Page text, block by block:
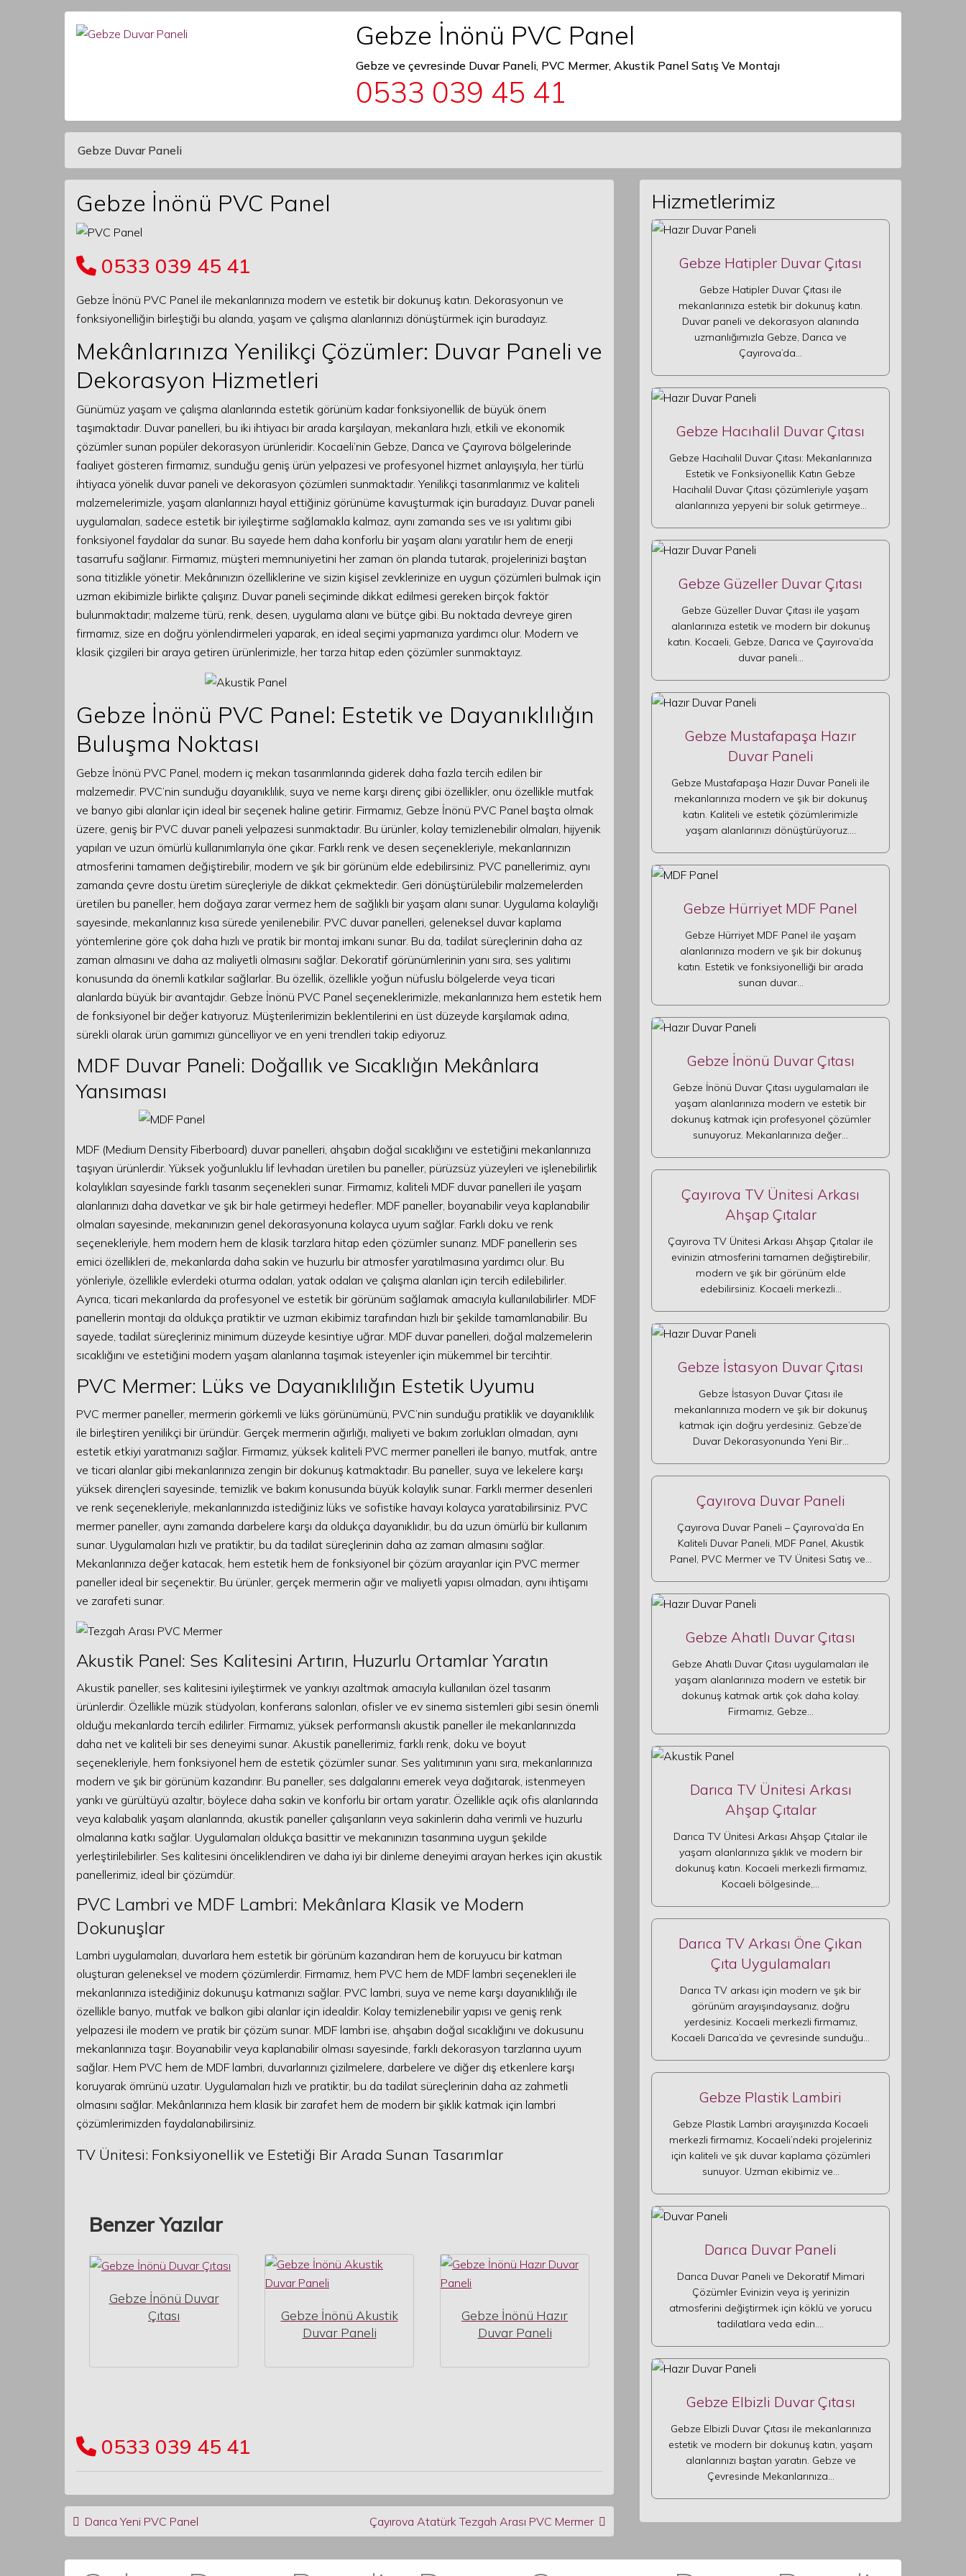
Gebze İnönü PVC Panel
Gebze ve çevresinde Duvar Paneli, PVC Mermer, Akustik Panel Satış Ve Montajı
0533 039 45 41
Main Navigation
Gebze Duvar Paneli
Gebze İnönü PVC Panel
0533 039 45 41
Gebze İnönü PVC Panel ile mekanlarınıza modern ve estetik bir dokunuş katın. Dekorasyonun ve
fonksiyonelliğin birleştiği bu alanda, yaşam ve çalışma alanlarınızı dönüştürmek için buradayız.
Mekânlarınıza Yenilikçi Çözümler: Duvar Paneli ve
Dekorasyon Hizmetleri
Günümüz yaşam ve çalışma alanlarında estetik görünüm kadar fonksiyonellik de büyük önem
taşımaktadır. Duvar panelleri, bu iki ihtiyacı bir arada karşılayan, mekanlara hızlı, etkili ve ekonomik
çözümler sunan popüler dekorasyon ürünleridir. Kocaeli’nin Gebze, Darıca ve Çayırova bölgelerinde
faaliyet gösteren firmamız, sunduğu geniş ürün yelpazesi ve profesyonel hizmet anlayışıyla, her türlü
ihtiyaca yönelik duvar paneli ve dekorasyon çözümleri sunmaktadır. Yenilikçi tasarımlarımız ve kaliteli
malzemelerimizle, yaşam alanlarınızı hayal ettiğiniz görünüme kavuşturmak için buradayız. Duvar paneli
uygulamaları, sadece estetik bir iyileştirme sağlamakla kalmaz, aynı zamanda ses ve ısı yalıtımı gibi
fonksiyonel faydalar da sunar. Bu sayede hem daha konforlu bir yaşam alanı yaratılır hem de enerji
tasarrufu sağlanır. Firmamız, müşteri memnuniyetini her zaman ön planda tutarak, projelerinizi baştan
sona titizlikle yönetir. Mekânınızın özelliklerine ve sizin kişisel zevklerinize en uygun çözümleri bulmak için
uzman ekibimizle birlikte çalışırız. Duvar paneli seçiminde dikkat edilmesi gereken birçok faktör
bulunmaktadır; malzeme türü, renk, desen, uygulama alanı ve bütçe gibi. Bu noktada devreye giren
firmamız, size en doğru yönlendirmeleri yaparak, en ideal seçimi yapmanıza yardımcı olur. Modern ve
klasik çizgileri bir araya getiren ürünlerimizle, her tarza hitap eden çözümler sunmaktayız.
Gebze İnönü PVC Panel: Estetik ve Dayanıklılığın
Buluşma Noktası
Gebze İnönü PVC Panel, modern iç mekan tasarımlarında giderek daha fazla tercih edilen bir
malzemedir. PVC’nin sunduğu dayanıklılık, suya ve neme karşı direnç gibi özellikler, onu özellikle mutfak
ve banyo gibi alanlar için ideal bir seçenek haline getirir. Firmamız, Gebze İnönü PVC Panel başta olmak
üzere, geniş bir PVC duvar paneli yelpazesi sunmaktadır. Bu ürünler, kolay temizlenebilir olmaları, hijyenik
yapıları ve uzun ömürlü kullanımlarıyla öne çıkar. Farklı renk ve desen seçenekleriyle, mekanlarınızın
atmosferini tamamen değiştirebilir, modern ve şık bir görünüm elde edebilirsiniz. PVC panellerimiz, aynı
zamanda çevre dostu üretim süreçleriyle de dikkat çekmektedir. Geri dönüştürülebilir malzemelerden
üretilen bu paneller, hem doğaya zarar vermez hem de sağlıklı bir yaşam alanı sunar. Uygulama kolaylığı
sayesinde, mekanlarınız kısa sürede yenilenebilir. PVC duvar panelleri, geleneksel duvar kaplama
yöntemlerine göre çok daha hızlı ve pratik bir montaj imkanı sunar. Bu da, tadilat süreçlerinin daha az
zaman almasını ve daha az maliyetli olmasını sağlar. Dekoratif görünümlerinin yanı sıra, ses yalıtımı
konusunda da önemli katkılar sağlarlar. Bu özellik, özellikle yoğun nüfuslu bölgelerde veya ticari
alanlarda büyük bir avantajdır. Gebze İnönü PVC Panel seçeneklerimizle, mekanlarınıza hem estetik hem
de fonksiyonel bir değer katıyoruz. Müşterilerimizin beklentilerini en üst düzeyde karşılamak adına,
sürekli olarak ürün gamımızı güncelliyor ve en yeni trendleri takip ediyoruz.
MDF Duvar Paneli: Doğallık ve Sıcaklığın Mekânlara
Yansıması
MDF (Medium Density Fiberboard) duvar panelleri, ahşabın doğal sıcaklığını ve estetiğini mekanlarınıza
taşıyan ürünlerdir. Yüksek yoğunluklu lif levhadan üretilen bu paneller, pürüzsüz yüzeyleri ve işlenebilirlik
kolaylıkları sayesinde farklı tasarım seçenekleri sunar. Firmamız, kaliteli MDF duvar panelleri ile yaşam
alanlarınızı daha davetkar ve şık bir hale getirmeyi hedefler. MDF paneller, boyanabilir veya kaplanabilir
olmaları sayesinde, mekanınızın genel dekorasyonuna kolayca uyum sağlar. Farklı doku ve renk
seçenekleriyle, hem modern hem de klasik tarzlara hitap eden çözümler sunarız. MDF panellerin ses
emici özellikleri de, mekanlarda daha sakin ve huzurlu bir atmosfer yaratılmasına yardımcı olur. Bu
yönleriyle, özellikle evlerdeki oturma odaları, yatak odaları ve çalışma alanları için tercih edilebilirler.
Ayrıca, ticari mekanlarda da profesyonel ve estetik bir görünüm sağlamak amacıyla kullanılabilirler. MDF
panellerin montajı da oldukça pratiktir ve uzman ekibimiz tarafından hızlı bir şekilde tamamlanabilir. Bu
sayede, tadilat süreçleriniz minimum düzeyde kesintiye uğrar. MDF duvar panelleri, doğal malzemelerin
sıcaklığını ve estetiğini modern yaşam alanlarına taşımak isteyenler için mükemmel bir tercihtir.
PVC Mermer: Lüks ve Dayanıklılığın Estetik Uyumu
PVC mermer paneller, mermerin görkemli ve lüks görünümünü, PVC’nin sunduğu pratiklik ve dayanıklılık
ile birleştiren yenilikçi bir üründür. Gerçek mermerin ağırlığı, maliyeti ve bakım zorlukları olmadan, aynı
estetik etkiyi yaratmanızı sağlar. Firmamız, yüksek kaliteli PVC mermer panelleri ile banyo, mutfak, antre
ve ticari alanlar gibi mekanlarınıza zengin bir dokunuş katmaktadır. Bu paneller, suya ve lekelere karşı
yüksek dirençleri sayesinde, temizlik ve bakım konusunda büyük kolaylık sunar. Farklı mermer desenleri
ve renk seçenekleriyle, mekanlarınızda istediğiniz lüks ve sofistike havayı kolayca yaratabilirsiniz. PVC
mermer paneller, aynı zamanda darbelere karşı da oldukça dayanıklıdır, bu da uzun ömürlü bir kullanım
sunar. Uygulamaları hızlı ve pratiktir, bu da tadilat süreçlerinin daha az zaman almasını sağlar.
Mekanlarınıza değer katacak, hem estetik hem de fonksiyonel bir çözüm arayanlar için PVC mermer
paneller ideal bir seçenektir. Bu ürünler, gerçek mermerin ağır ve maliyetli yapısı olmadan, aynı ihtişamı
ve zarafeti sunar.
Akustik Panel: Ses Kalitesini Artırın, Huzurlu Ortamlar Yaratın
Akustik paneller, ses kalitesini iyileştirmek ve yankıyı azaltmak amacıyla kullanılan özel tasarım
ürünlerdir. Özellikle müzik stüdyoları, konferans salonları, ofisler ve ev sinema sistemleri gibi sesin önemli
olduğu mekanlarda tercih edilirler. Firmamız, yüksek performanslı akustik paneller ile mekanlarınızda
daha net ve kaliteli bir ses deneyimi sunar. Akustik panellerimiz, farklı renk, doku ve boyut
seçenekleriyle, hem fonksiyonel hem de estetik çözümler sunar. Ses yalıtımının yanı sıra, mekanlarınıza
modern ve şık bir görünüm kazandırır. Bu paneller, ses dalgalarını emerek veya dağıtarak, istenmeyen
yankı ve gürültüyü azaltır, böylece daha sakin ve konforlu bir ortam yaratır. Özellikle açık ofis alanlarında
veya kalabalık yaşam alanlarında, akustik paneller çalışanların veya sakinlerin daha verimli ve huzurlu
olmalarına katkı sağlar. Uygulamaları oldukça basittir ve mekanınızın tasarımına uygun şekilde
yerleştirilebilirler. Ses kalitesini önceliklendiren ve daha iyi bir dinleme deneyimi arayan herkes için akustik
panellerimiz, ideal bir çözümdür.
PVC Lambri ve MDF Lambri: Mekânlara Klasik ve Modern
Dokunuşlar
Lambri uygulamaları, duvarlara hem estetik bir görünüm kazandıran hem de koruyucu bir katman
oluşturan geleneksel ve modern çözümlerdir. Firmamız, hem PVC hem de MDF lambri seçenekleri ile
mekanlarınıza istediğiniz dokunuşu katmanızı sağlar. PVC lambri, suya ve neme karşı dayanıklılığı ile
özellikle banyo, mutfak ve balkon gibi alanlar için idealdir. Kolay temizlenebilir yapısı ve geniş renk
yelpazesi ile modern ve pratik bir çözüm sunar. MDF lambri ise, ahşabın doğal sıcaklığını ve dokusunu
mekanlarınıza taşır. Boyanabilir veya kaplanabilir olması sayesinde, farklı dekorasyon tarzlarına uyum
sağlar. Hem PVC hem de MDF lambri, duvarlarınızı çizilmelere, darbelere ve diğer dış etkenlere karşı
koruyarak ömrünü uzatır. Uygulamaları hızlı ve pratiktir, bu da tadilat süreçlerinin daha az zahmetli
olmasını sağlar. Mekânlarınıza hem klasik bir zarafet hem de modern bir şıklık katmak için lambri
çözümlerimizden faydalanabilirsiniz.
TV Ünitesi: Fonksiyonellik ve Estetiği Bir Arada Sunan Tasarımlar
Benzer Yazılar
Gebze İnönü Duvar
Çıtası
Gebze İnönü Akustik
Duvar Paneli
Gebze İnönü Hazır
Duvar Paneli
0533 039 45 41
Post navigation
Darıca Yeni PVC Panel Çayırova Atatürk Tezgah Arası PVC Mermer
Hizmetlerimiz
Gebze Hatipler Duvar Çıtası
Gebze Hatipler Duvar Çıtası ile
mekanlarınıza estetik bir dokunuş katın.
Duvar paneli ve dekorasyon alanında
uzmanlığımızla Gebze, Darıca ve
Çayırova’da…
Gebze Hacıhalil Duvar Çıtası
Gebze Hacıhalil Duvar Çıtası: Mekanlarınıza
Estetik ve Fonksiyonellik Katın Gebze
Hacıhalil Duvar Çıtası çözümleriyle yaşam
alanlarınıza yepyeni bir soluk getirmeye…
Gebze Güzeller Duvar Çıtası
Gebze Güzeller Duvar Çıtası ile yaşam
alanlarınıza estetik ve modern bir dokunuş
katın. Kocaeli, Gebze, Darıca ve Çayırova’da
duvar paneli…
Gebze Mustafapaşa Hazır
Duvar Paneli
Gebze Mustafapaşa Hazır Duvar Paneli ile
mekanlarınıza modern ve şık bir dokunuş
katın. Kaliteli ve estetik çözümlerimizle
yaşam alanlarınızı dönüştürüyoruz.…
Gebze Hürriyet MDF Panel
Gebze Hürriyet MDF Panel ile yaşam
alanlarınıza modern ve şık bir dokunuş
katın. Estetik ve fonksiyonelliği bir arada
sunan duvar…
Gebze İnönü Duvar Çıtası
Gebze İnönü Duvar Çıtası uygulamaları ile
yaşam alanlarınıza modern ve estetik bir
dokunuş katmak için profesyonel çözümler
sunuyoruz. Mekanlarınıza değer…
Çayırova TV Ünitesi Arkası
Ahşap Çıtalar
Çayırova TV Ünitesi Arkası Ahşap Çıtalar ile
evinizin atmosferini tamamen değiştirebilir,
modern ve şık bir görünüm elde
edebilirsiniz. Kocaeli merkezli…
Gebze İstasyon Duvar Çıtası
Gebze İstasyon Duvar Çıtası ile
mekanlarınıza modern ve şık bir dokunuş
katmak için doğru yerdesiniz. Gebze’de
Duvar Dekorasyonunda Yeni Bir…
Çayırova Duvar Paneli
Çayırova Duvar Paneli – Çayırova’da En
Kaliteli Duvar Paneli, MDF Panel, Akustik
Panel, PVC Mermer ve TV Ünitesi Satış ve…
Gebze Ahatlı Duvar Çıtası
Gebze Ahatlı Duvar Çıtası uygulamaları ile
yaşam alanlarınıza modern ve estetik bir
dokunuş katmak artık çok daha kolay.
Firmamız, Gebze…
Darıca TV Ünitesi Arkası
Ahşap Çıtalar
Darıca TV Ünitesi Arkası Ahşap Çıtalar ile
yaşam alanlarınıza şıklık ve modern bir
dokunuş katın. Kocaeli merkezli firmamız,
Kocaeli bölgesinde,…
Darıca TV Arkası Öne Çıkan
Çıta Uygulamaları
Darıca TV arkası için modern ve şık bir
görünüm arayışındaysanız, doğru
yerdesiniz. Kocaeli merkezli firmamız,
Kocaeli Darıca’da ve çevresinde sunduğu…
Gebze Plastik Lambiri
Gebze Plastik Lambri arayışınızda Kocaeli
merkezli firmamız, Kocaeli’ndeki projeleriniz
için kaliteli ve şık duvar kaplama çözümleri
sunuyor. Uzman ekibimiz ve…
Darıca Duvar Paneli
Darıca Duvar Paneli ve Dekoratif Mimari
Çözümler Evinizin veya iş yerinizin
atmosferini değiştirmek için köklü ve yorucu
tadilatlara veda edin.…
Gebze Elbizli Duvar Çıtası
Gebze Elbizli Duvar Çıtası ile mekanlarınıza
estetik ve modern bir dokunuş katın, yaşam
alanlarınızı baştan yaratın. Gebze ve
Çevresinde Mekanlarınıza…